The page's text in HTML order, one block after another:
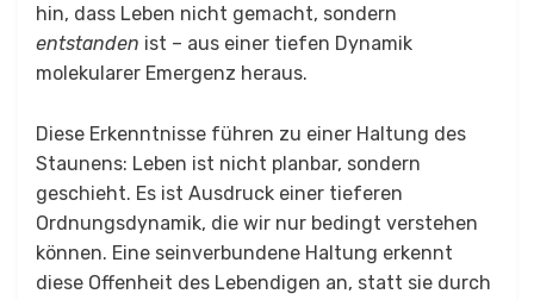
hin, dass Leben nicht gemacht, sondern
entstanden ist – aus einer tiefen Dynamik
molekularer Emergenz heraus.
Diese Erkenntnisse führen zu einer Haltung des
Staunens: Leben ist nicht planbar, sondern
geschieht. Es ist Ausdruck einer tieferen
Ordnungsdynamik, die wir nur bedingt verstehen
können. Eine seinverbundene Haltung erkennt
diese Offenheit des Lebendigen an, statt sie durch